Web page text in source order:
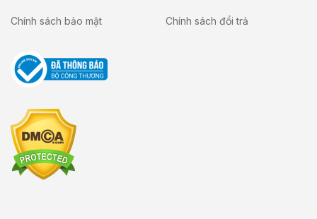
Chính sách bảo mật Chính sách đổi trả